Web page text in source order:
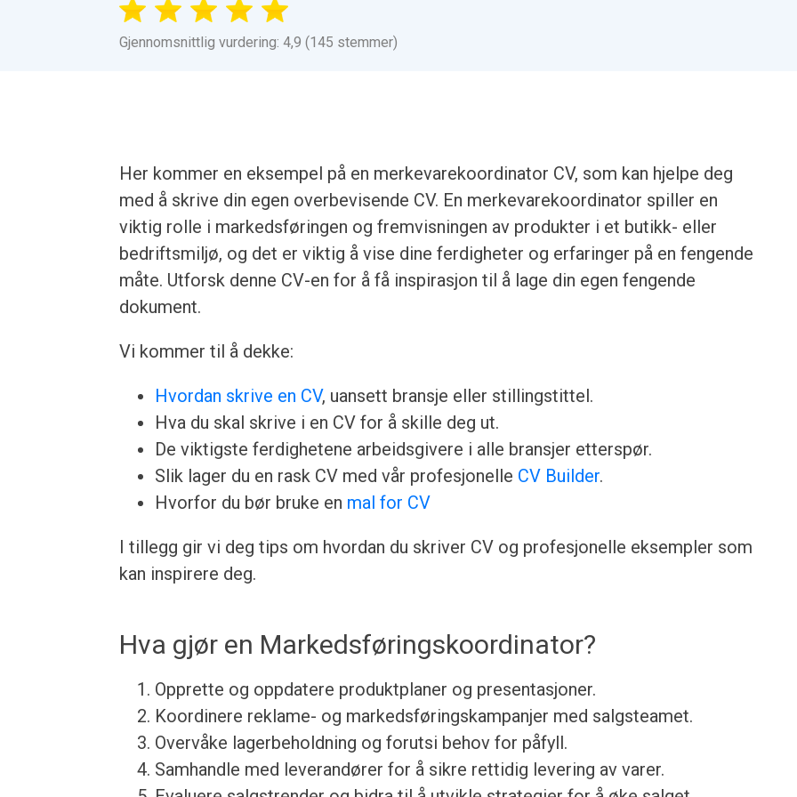
Gjennomsnittlig vurdering: 4,9 (145 stemmer)
Her kommer en eksempel på en merkevarekoordinator CV, som kan hjelpe deg
med å skrive din egen overbevisende CV. En merkevarekoordinator spiller en
viktig rolle i markedsføringen og fremvisningen av produkter i et butikk- eller
bedriftsmiljø, og det er viktig å vise dine ferdigheter og erfaringer på en fengende
måte. Utforsk denne CV-en for å få inspirasjon til å lage din egen fengende
dokument.
Vi kommer til å dekke:
Hvordan skrive en CV, uansett bransje eller stillingstittel.
Hva du skal skrive i en CV for å skille deg ut.
De viktigste ferdighetene arbeidsgivere i alle bransjer etterspør.
Slik lager du en rask CV med vår profesjonelle CV Builder.
Hvorfor du bør bruke en mal for CV
I tillegg gir vi deg tips om hvordan du skriver CV og profesjonelle eksempler som
kan inspirere deg.
Hva gjør en Markedsføringskoordinator?
Opprette og oppdatere produktplaner og presentasjoner.
Koordinere reklame- og markedsføringskampanjer med salgsteamet.
Overvåke lagerbeholdning og forutsi behov for påfyll.
Samhandle med leverandører for å sikre rettidig levering av varer.